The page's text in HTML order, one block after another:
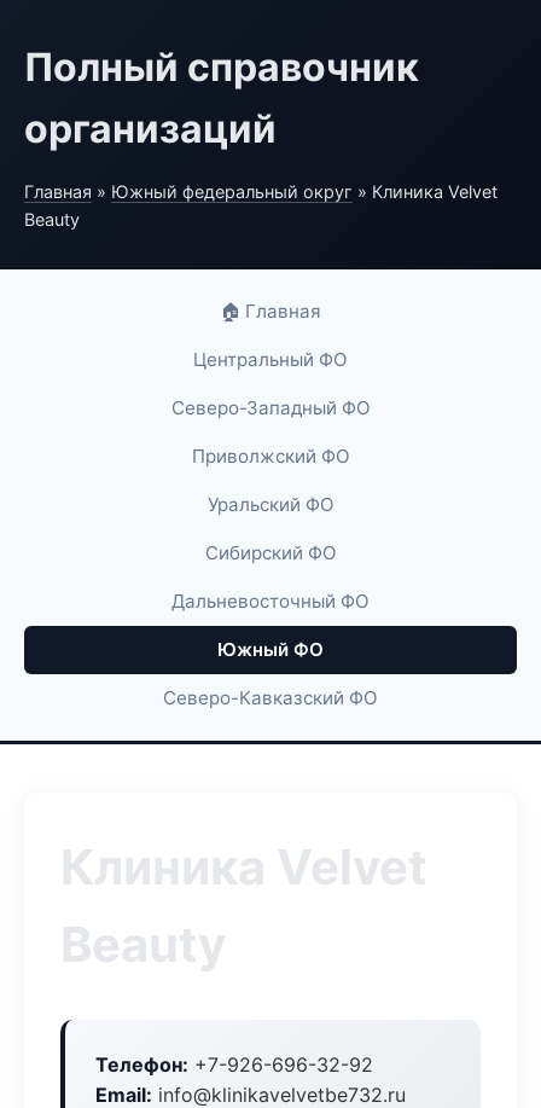
Полный справочник
организаций
Главная » Южный федеральный округ » Клиника Velvet
Beauty
🏠 Главная
Центральный ФО
Северо-Западный ФО
Приволжский ФО
Уральский ФО
Сибирский ФО
Дальневосточный ФО
Южный ФО
Северо-Кавказский ФО
Клиника Velvet
Beauty
Телефон: +7-926-696-32-92
Email: info@klinikavelvetbe732.ru